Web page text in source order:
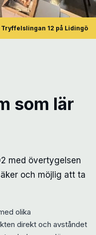
Tryffelslingan 12 på Lidingö
som lär
med övertygelsen
och möjlig att ta
olika
direkt och avståndet